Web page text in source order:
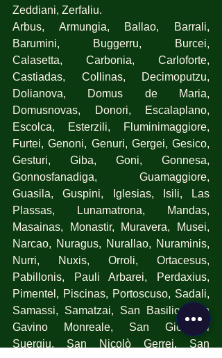
Zeddiani, Zerfaliu.
Arbus, Armungia, Ballao, Barrali,
Barumini, Buggerru, Burcei,
Calasetta, Carbonia, Carloforte,
Castiadas, Collinas, Decimoputzu,
Dolianova, Domus de Maria,
Domusnovas, Donori, Escalaplano,
Escolca, Esterzili, Fluminimaggiore,
Furtei, Genoni, Genuri, Gergei, Gesico,
Gesturi, Giba, Goni, Gonnesa,
Gonnosfanadiga, Guamaggiore,
Guasila, Guspini, Iglesias, Isili, Las
Plassas, Lunamatrona, Mandas,
Masainas, Monastir, Muravera, Musei,
Narcao, Nuragus, Nurallao, Nuraminis,
Nurri, Nuxis, Orroli, Ortacesus,
Pabillonis, Pauli Arbarei, Perdaxius,
Pimentel, Piscinas, Portoscuso, Sadali,
Samassi, Samatzai, San Basilio, San
Gavino Monreale, San Giovanni
Suergiu, San Nicolò Gerrei, San